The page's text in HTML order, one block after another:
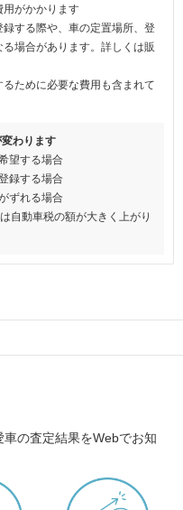
用がかかります
する際や、車の定置場所、登
場合があります。詳しくは販
ために必要な費用も含まれて
変わります
望する場合
録する場合
ずれる場合
自動車税の額が大きく上がり
車の査定結果をWebでお知